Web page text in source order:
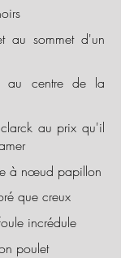
incrédule
à nœud papillon
au prix qu'il
au sommet d'un
que creux
au centre de la
poulet